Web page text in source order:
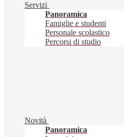
Servizi
Panoramica
Famiglie e studenti
Personale scolastico
Percorsi di studio
Novità
Panoramica